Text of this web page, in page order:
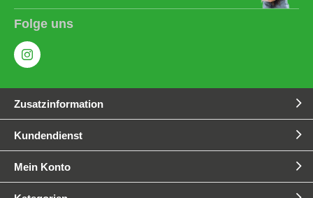
Was wird alles
Folge uns
Zusatzinformation
Kundendienst
Mein Konto